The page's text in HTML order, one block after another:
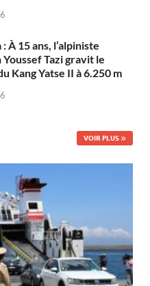
À 15 ans, l’alpiniste
Youssef Tazi gravit le
Kang Yatse II à 6.250 m
VOIR PLUS